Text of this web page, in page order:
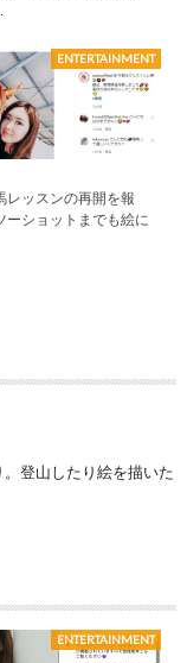
ENTERTAINMENT
レッスンの再開を報
ーショットまでも絵に
登山したり絵を描いた
ENTERTAINMENT